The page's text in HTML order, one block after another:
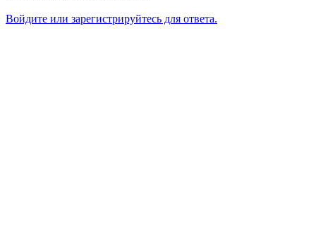
Войдите или зарегистрируйтесь для ответа.